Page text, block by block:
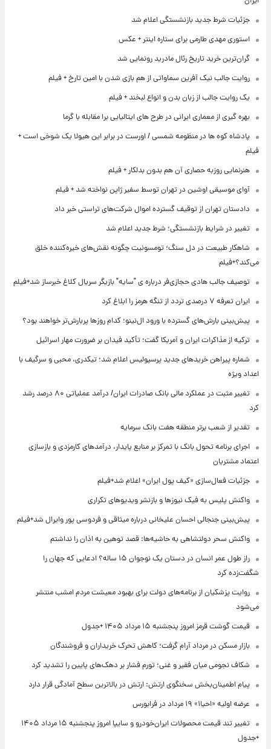
جزئیات شرط جدید بازنشستگی اعلام شد
استوری مهدی طارمی برای ستاره اینتر + عکس
گران‌ترین خرید تاریخ رئال مادرید رونمایی شد
روایت جالب نیک آفرین سماواتی از هم بازی شدن با امین تارخ + فیلم
یک روایت جالب از زبان بدن و انواع لبخند + فیلم
بهره گیری از معماری ایرانی در طرح های ایتالیایی برا مقابله با گرما
پادشاه کوه ها در منظومه شمسی / اورست در برابر این هیولا یک شوخی است +
فیلم
هنرنمایی روزبه حصاری آن هم بدون بدلکار + فیلم
آوای موسیقی اوشین در تهران توسط سفیر ژاپن نواخته شد + فیلم
دادستان تهران از توقیف گسترده اموال شرکت‌های تراستی خبر داد
تغییر در شرایط بازنشستگی؛ شرط جدید اعلام شد
شاهکار طبیعت در دل سنگ؛ تومسونیت چگونه نقش‌های خیره‌کننده خلق
می‌کند؟+فیلم
توصیف جالب هادی حجازی‌فر درباره ی "سایه" بازیگر سریال کلاغ خبرساز شد+فیلم
ایران تعرفه ۷ درصدی تردد از تنگه هرمز را ابلاغ کرد
پیش‌بینی بارش‌های گسترده با ورود ال‌نینو؛ کدام روزها پربارش‌تر خواهند بود؟
ترکیه از مذاکرات ایران و آمریکا گفت؛ تأکید فیدان بر ضرورت مهار اسرائیل
شماره پیراهن خریدهای جدید پرسپولیس اعلام شد؛ تیکدری، محبی و سرگیف با
اعداد ویژه
تغییر مثبت در عملکرد مالی بانک صادرات ایران/ درآمد عملیاتی ۸۰ درصد رشد
کرد
تقدیر از شعب برتر منطقه هفت بانک سرمایه
اجرای برنامه تحول بانک با تمرکز بر منابع پایدار، درآمدهای کارمزدی و بازسازی
اعتماد مشتریان
جزئیات فعال‌سازی «کیف پول ایران» اعلام شد+فیلم
واکنش پلیس به فیک نیوزها و بازنشر ویدیوهای تکراری
پیش‌بینی جنجالی احسان علیخانی درباره میثاقی و فردوسی پور وایرال شد+فیلم
واکنش سحر دولتشاهی به حاشیه‌ها: قصد توهین به اذان را نداشتم
راز طول عمر انسان در دستان یک نوجوان ۱۵ ساله؟ ادعایی که جهان را
شگفت‌زده کرد
روایت پزشکیان از برنامه‌های دولت برای بهبود معیشت مردم امشب منتشر
می‌شود
قیمت گوشت قرمز امروز پنجشنبه ۱۵ مرداد ۱۴۰۵ +جدول
بازار مسکن در مرداد آرام گرفت؛ کاهش تحرک خریداران و فروشندگان
شکاف نجومی میان فقیر و غنی؛ تورم فشار بر دهک‌های پایین را تشدید کرد
پیام اطمینان‌بخش سخنگوی ارتش: ارتش در بالاترین سطح آمادگی قرار دارد
عرضه اولیه «احیا۱» ۱۹ مرداد در فرابورس
تغییر تند قیمت محصولات ایران‌خودرو و سایپا امروز پنجشنبه ۱۵ مرداد ۱۴۰۵
+جدول